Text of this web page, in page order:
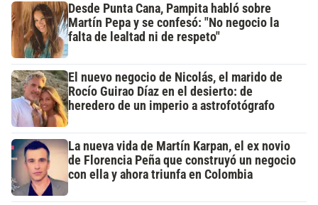
Desde Punta Cana, Pampita habló sobre
Martín Pepa y se confesó: "No negocio la
falta de lealtad ni de respeto"
El nuevo negocio de Nicolás, el marido de
Rocío Guirao Díaz en el desierto: de
heredero de un imperio a astrofotógrafo
La nueva vida de Martín Karpan, el ex novio
de Florencia Peña que construyó un negocio
con ella y ahora triunfa en Colombia